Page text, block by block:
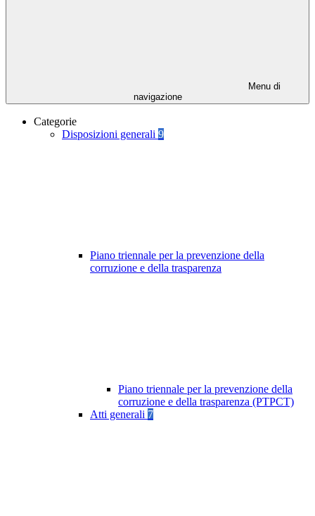
Menu di
navigazione
Categorie
Disposizioni generali 9
Piano triennale per la prevenzione della
corruzione e della trasparenza
Piano triennale per la prevenzione della
corruzione e della trasparenza (PTPCT)
Atti generali 7